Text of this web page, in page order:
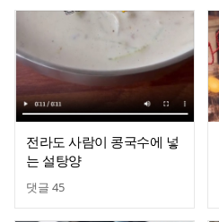
전라도 사람이 콩국수에 넣
는 설탕양
댓글 45